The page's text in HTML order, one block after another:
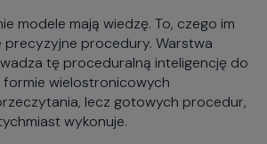
modele mają wiedzę. To, czego im
precyzyjne procedury. Warstwa
tę proceduralną inteligencję do
formie wielostronicowych
lecz gotowych procedur,
wykonuje.